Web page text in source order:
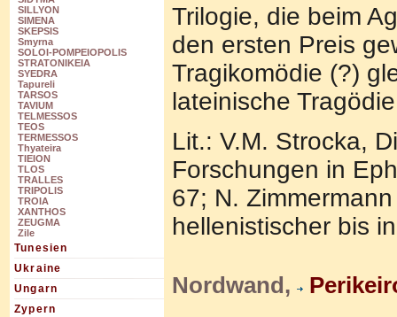
SILLYON
SIMENA
SKEPSIS
Smyrna
SOLOI-POMPEIOPOLIS
STRATONIKEIA
SYEDRA
Tapureli
TARSOS
TAVIUM
TELMESSOS
TEOS
TERMESSOS
Thyateira
TIEION
TLOS
TRALLES
TRIPOLIS
TROIA
XANTHOS
ZEUGMA
Zile
Tunesien
Ukraine
Ungarn
Zypern
Trilogie, die beim
den ersten Preis
Tragikomödie (?)
lateinische
Lit.: V.M. Strocka,
Forschungen in
67; N.
hellenistischer bis
Nordwand,